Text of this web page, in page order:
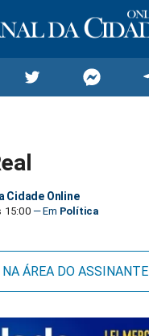
no
TwitterMessenger
Cidade Online
15:00 Política
NA ÁREA DO ASSINANTE